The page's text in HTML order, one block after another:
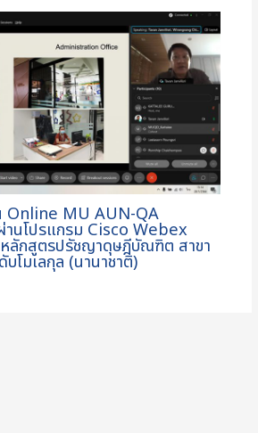
Online MU AUN-QA
นโปรแกรม Cisco Webex
ลักสูตรปรัชญาดุษฎีบัณฑิต สาขา
บโมเลกุล (นานาชาติ)